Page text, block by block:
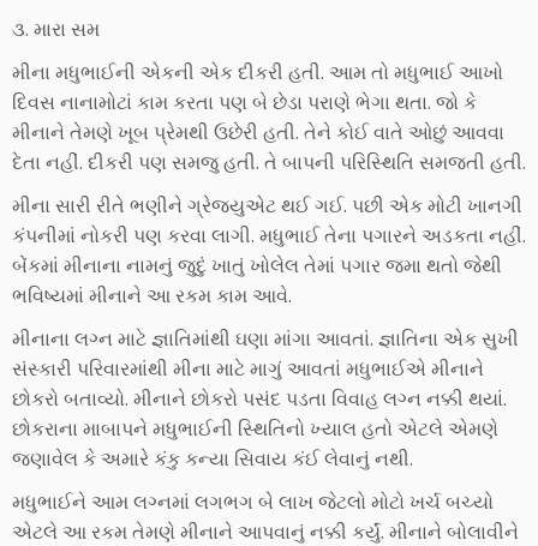
૩. મારા સમ
મીના મધુભાઈની એકની એક દીકરી હતી. આમ તો મધુભાઈ આખો
દિવસ નાનામોટાં કામ કરતા પણ બે છેડા પરાણે ભેગા થતા. જો કે
મીનાને તેમણે ખૂબ પ્રેમથી ઉછેરી હતી. તેને કોઈ વાતે ઓછું આવવા
દેતા નહીં. દીકરી પણ સમજુ હતી. તે બાપની પરિસ્થિતિ સમજતી હતી.
મીના સારી રીતે ભણીને ગ્રેજ્યુએટ થઈ ગઈ. પછી એક મોટી ખાનગી
કંપનીમાં નોકરી પણ કરવા લાગી. મધુભાઈ તેના પગારને અડકતા નહીં.
બેંકમાં મીનાના નામનું જુદું ખાતું ખોલેલ તેમાં પગાર જમા થતો જેથી
ભવિષ્યમાં મીનાને આ રકમ કામ આવે.
મીનાના લગ્ન માટે જ્ઞાતિમાંથી ઘણા માંગા આવતાં. જ્ઞાતિના એક સુખી
સંસ્કારી પરિવારમાંથી મીના માટે માગું આવતાં મધુભાઈએ મીનાને
છોકરો બતાવ્યો. મીનાને છોકરો પસંદ પડતા વિવાહ લગ્ન નક્કી થયાં.
છોકરાના માબાપને મધુભાઈની સ્થિતિનો ખ્યાલ હતો એટલે એમણે
જણાવેલ કે અમારે કંકુ કન્યા સિવાય કંઈ લેવાનું નથી.
મધુભાઈને આમ લગ્નમાં લગભગ બે લાખ જેટલો મોટો ખર્ચ બચ્યો
એટલે આ રકમ તેમણે મીનાને આપવાનું નક્કી કર્યું. મીનાને બોલાવીને